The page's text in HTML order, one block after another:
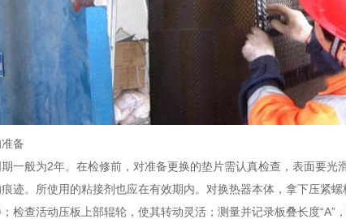
备
一般为2年。在检修前，对准备更换的垫片需认真检查，表面要光
迹。所使用的粘接剂也应在有效期内。对换热器本体，拿下压紧
检查活动压板上部辊轮，使其转动灵活；测量并记录板叠长度“A”